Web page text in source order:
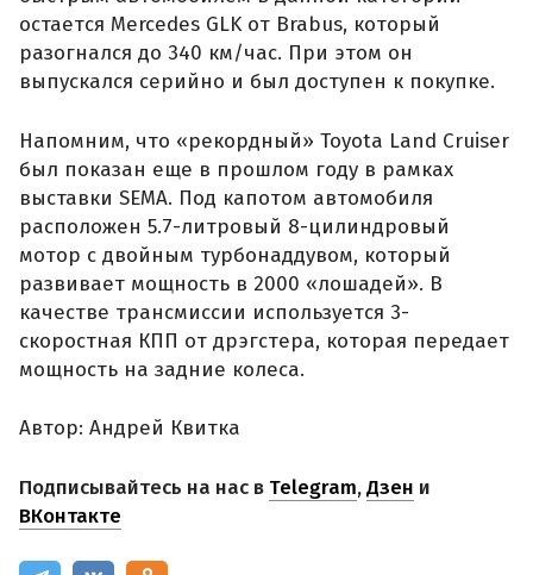
остается Mercedes GLK от Brabus, который
разогнался до 340 км/час. При этом он
выпускался серийно и был доступен к покупке.
Напомним, что «рекордный» Toyota Land Cruiser
был показан еще в прошлом году в рамках
выставки SEMA. Под капотом автомобиля
расположен 5.7-литровый 8-цилиндровый
мотор с двойным турбонаддувом, который
развивает мощность в 2000 «лошадей». В
качестве трансмиссии используется 3-
скоростная КПП от дрэгстера, которая передает
мощность на задние колеса.
Автор: Андрей Квитка
Подписывайтесь на нас в Telegram,Дзен и
ВКонтакте